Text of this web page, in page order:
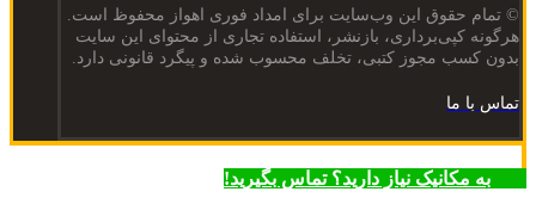
© تمام حقوق این وب‌سایت برای امداد فوری اهواز محفوظ است.
هرگونه کپی‌برداری، بازنشر، استفاده تجاری از محتوای این سایت
بدون کسب مجوز کتبی، تخلف محسوب شده و پیگرد قانونی دارد.
تماس با ما
به مکانیک نیاز دارید؟ تماس بگیرید!